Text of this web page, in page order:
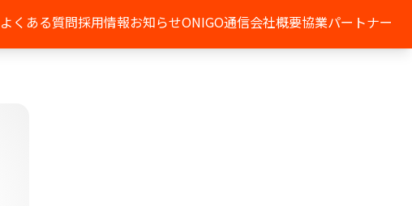
よくある質問採用情報お知らせONIGO通信会社概要協業パートナー